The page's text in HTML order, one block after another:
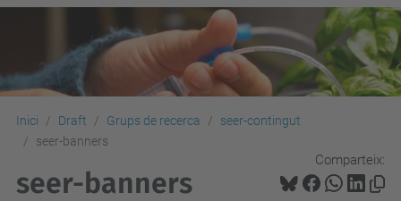
Inici Draft Grups de recerca
seer-contingut
seer-banners
Comparteix:
seer-banners